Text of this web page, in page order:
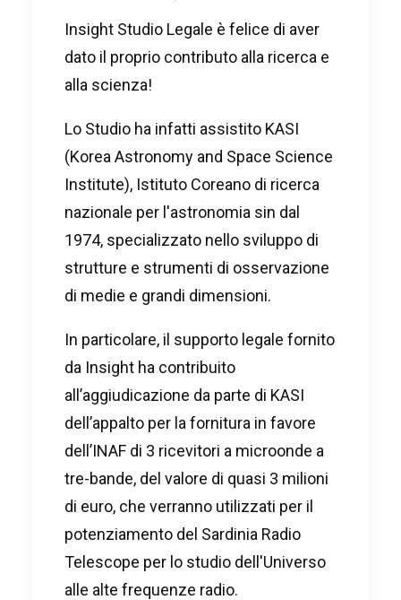
Insight Studio Legale è felice di aver
dato il proprio contributo alla ricerca e
alla scienza!
Lo Studio ha infatti assistito KASI
(Korea Astronomy and Space Science
Institute), Istituto Coreano di ricerca
nazionale per l'astronomia sin dal
1974, specializzato nello sviluppo di
strutture e strumenti di osservazione
di medie e grandi dimensioni.
In particolare, il supporto legale fornito
da Insight ha contribuito
all’aggiudicazione da parte di KASI
dell’appalto per la fornitura in favore
dell’INAF di 3 ricevitori a microonde a
tre-bande, del valore di quasi 3 milioni
di euro, che verranno utilizzati per il
potenziamento del Sardinia Radio
Telescope per lo studio dell'Universo
alle alte frequenze radio.